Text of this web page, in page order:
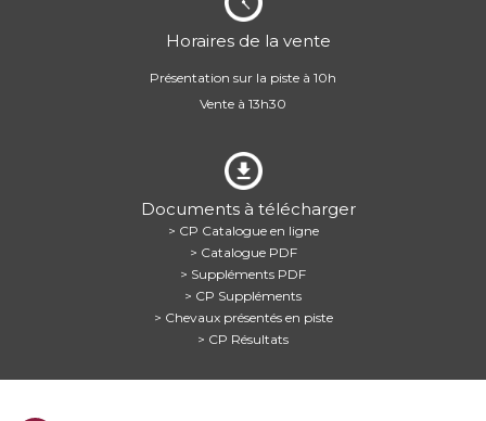
Horaires de la vente
Présentation sur la piste à 10h
Vente à 13h30
Documents à télécharger
> CP Catalogue en ligne
> Catalogue PDF
> Suppléments PDF
> CP Suppléments
> Chevaux présentés en piste
> CP Résultats